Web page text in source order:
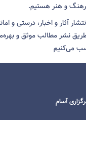
و هنر هستیم.
آثار و اخبار، درستی و
طریق نشر مطالب موثق و
می‌کنیم
آسام